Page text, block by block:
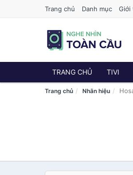
Trang chủ Danh mục Giới
TRANG CHỦ TIVI
Trang chủ Nhãn hiệu